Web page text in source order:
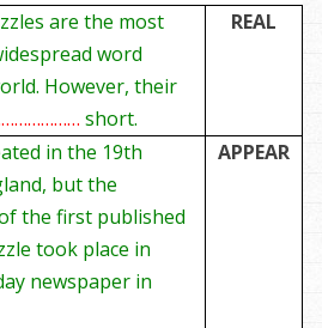
are the most
word
However, their
short.
REAL
in the 19th
but the
the first published
took place in
newspaper in
APPEAR